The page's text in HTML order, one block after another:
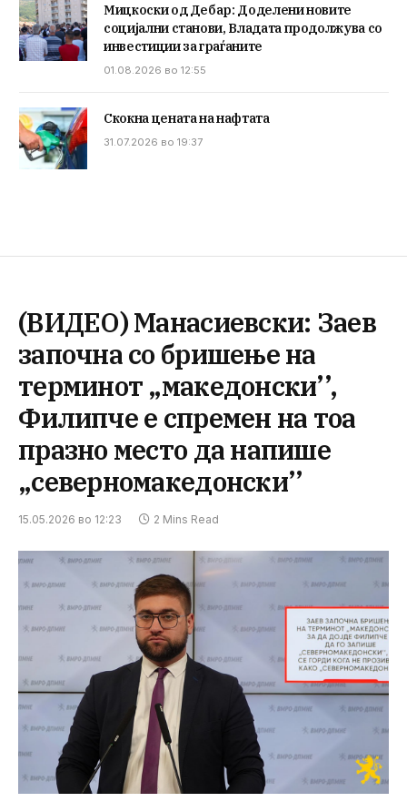
Мицкоски од Дебар: Доделени новите
социјални станови, Владата продолжува со
инвестиции за граѓаните
01.08.2026 во 12:55
Скокна цената на нафтата
31.07.2026 во 19:37
(ВИДЕО) Манасиевски: Заев
започна со бришење на
терминот „македонски’’,
Филипче е спремен на тоа
празно место да напише
„северномакедонски’’
15.05.2026 во 12:23 2 Mins Read